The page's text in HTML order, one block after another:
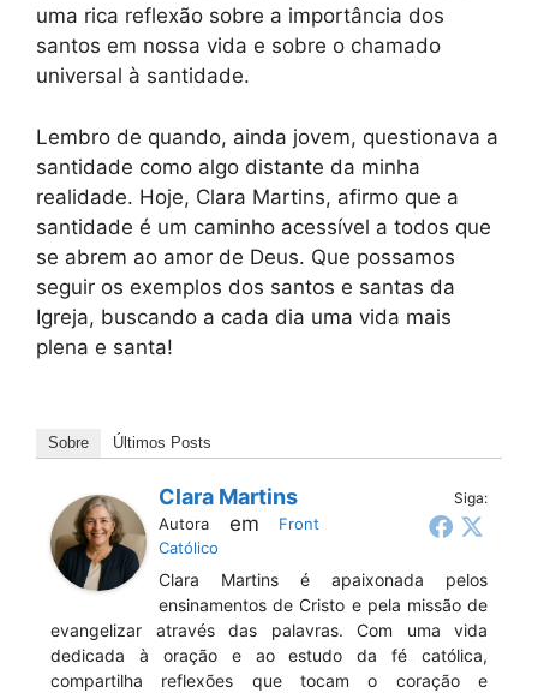
uma rica reflexão sobre a importância dos
santos em nossa vida e sobre o chamado
universal à santidade.
Lembro de quando, ainda jovem, questionava a
santidade como algo distante da minha
realidade. Hoje, Clara Martins, afirmo que a
santidade é um caminho acessível a todos que
se abrem ao amor de Deus. Que possamos
seguir os exemplos dos santos e santas da
Igreja, buscando a cada dia uma vida mais
plena e santa!
Sobre Últimos Posts
Siga:
Clara Martins
Autora em
Front
Católico
Clara Martins é apaixonada pelos
ensinamentos de Cristo e pela missão de
evangelizar através das palavras. Com uma vida
dedicada à oração e ao estudo da fé católica,
compartilha reflexões que tocam o coração e